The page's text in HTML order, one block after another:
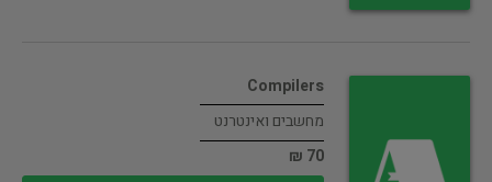
Compilers
מחשבים ואינטרנט
70 ₪